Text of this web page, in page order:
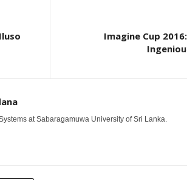
Imagine Cup
at Sabaragamuwa University of Sri Lanka.